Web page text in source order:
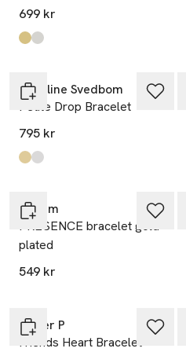
699 kr
Produkten finns i färgerna:
Gold
Silver
Caroline Svedbom
Petite Drop Bracelet
795 kr
Produkten finns i färgerna:
Gold
Rhodium
Pilgrim
PRESENCE bracelet gold-
plated
549 kr
Syster P
Friends Heart Bracelet